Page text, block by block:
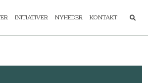
INITIATIVER NYHEDER KONTAKT